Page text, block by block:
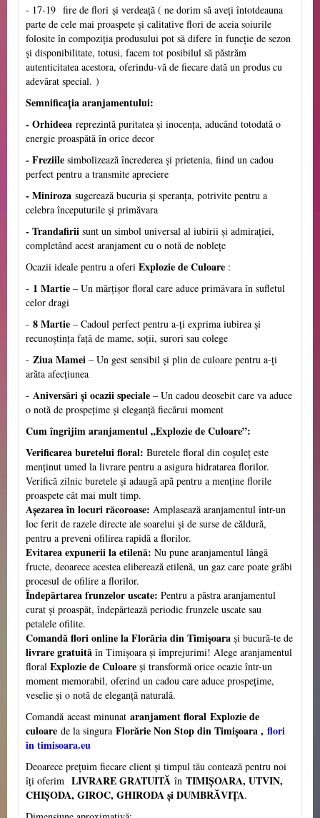
- 17-19 fire de flori și verdeață ( ne dorim să aveți întotdeauna
parte de cele mai proaspete și calitative flori de aceia soiurile
folosite în compoziția produsului pot să difere în funcție de sezon
și disponibilitate, totusi, facem tot posibilul să păstrăm
autenticitatea acestora, oferindu-vă de fiecare dată un produs cu
adevărat special. )
Semnificația aranjamentului:
- Orhideea reprezintă puritatea și inocența, aducând totodată o
energie proaspătă în orice decor
- Freziile simbolizează încrederea și prietenia, fiind un cadou
perfect pentru a transmite apreciere
- Miniroza sugerează bucuria și speranța, potrivite pentru a
celebra începuturile și primăvara
- Trandafirii sunt un simbol universal al iubirii și admirației,
completând acest aranjament cu o notă de noblețe
Ocazii ideale pentru a oferi Explozie de Culoare :
- 1 Martie – Un mărțișor floral care aduce primăvara în sufletul
celor dragi
- 8 Martie – Cadoul perfect pentru a-ți exprima iubirea și
recunoștința față de mame, soții, surori sau colege
- Ziua Mamei – Un gest sensibil și plin de culoare pentru a-ți
arăta afecțiunea
- Aniversări și ocazii speciale – Un cadou deosebit care va aduce
o notă de prospețime și eleganță fiecărui moment
Cum îngrijim aranjamentul „Explozie de Culoare”:
Verificarea buretelui floral: Buretele floral din coșuleț este
menținut umed la livrare pentru a asigura hidratarea florilor.
Verifică zilnic buretele și adaugă apă pentru a menține florile
proaspete cât mai mult timp.
Așezarea în locuri răcoroase: Amplasează aranjamentul într-un
loc ferit de razele directe ale soarelui și de surse de căldură,
pentru a preveni ofilirea rapidă a florilor.
Evitarea expunerii la etilenă: Nu pune aranjamentul lângă
fructe, deoarece acestea eliberează etilenă, un gaz care poate grăbi
procesul de ofilire a florilor.
Îndepărtarea frunzelor uscate: Pentru a păstra aranjamentul
curat și proaspăt, îndepărtează periodic frunzele uscate sau
petalele ofilite.
Comandă flori online la Florăria din Timișoara și bucură-te de
livrare gratuită în Timișoara și împrejurimi! Alege aranjamentul
floral Explozie de Culoare și transformă orice ocazie într-un
moment memorabil, oferind un cadou care aduce prospețime,
veselie și o notă de eleganță naturală.
Comandă aceast minunat aranjament floral Explozie de
culoare de la singura Florărie Non Stop din Timișoara , flori
in timisoara.eu
Deoarece prețuim fiecare client și timpul tău contează pentru noi
îți oferim LIVRARE GRATUITĂ în TIMIȘOARA, UTVIN,
CHIȘODA, GIROC, GHIRODA și DUMBRĂVIŢA.